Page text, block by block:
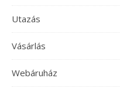
Utazás
Vásárlás
Webáruház